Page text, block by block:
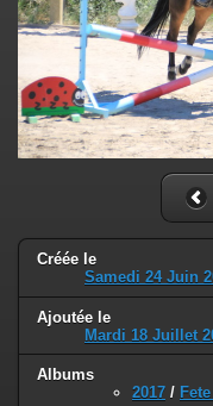
Créée le
Samedi 24 Juin
Ajoutée le
Mardi 18 Juillet
Albums
2017 /